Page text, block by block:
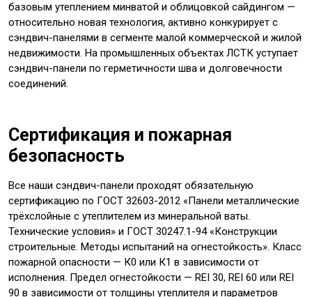
базовым утеплением минватой и облицовкой сайдингом —
относительно новая технология, активно конкурирует с
сэндвич-панелями в сегменте малой коммерческой и жилой
недвижимости. На промышленных объектах ЛСТК уступает
сэндвич-панели по герметичности шва и долговечности
соединений.
Сертификация и пожарная
безопасность
Все наши сэндвич-панели проходят обязательную
сертификацию по ГОСТ 32603-2012 «Панели металлические
трёхслойные с утеплителем из минеральной ваты.
Технические условия» и ГОСТ 30247.1-94 «Конструкции
строительные. Методы испытаний на огнестойкость». Класс
пожарной опасности — К0 или К1 в зависимости от
исполнения. Предел огнестойкости — REI 30, REI 60 или REI
90 в зависимости от толщины утеплителя и параметров